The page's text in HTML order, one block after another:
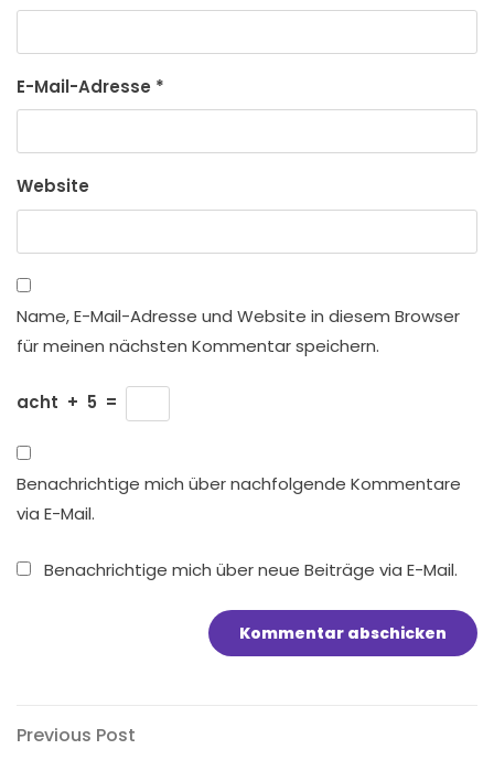
E-Mail-Adresse *
Website
Name, E-Mail-Adresse und Website in diesem Browser
für meinen nächsten Kommentar speichern.
acht + 5 =
Benachrichtige mich über nachfolgende Kommentare
via E-Mail.
Benachrichtige mich über neue Beiträge via E-Mail.
Beitragsnavigation
Previous
Previous Post